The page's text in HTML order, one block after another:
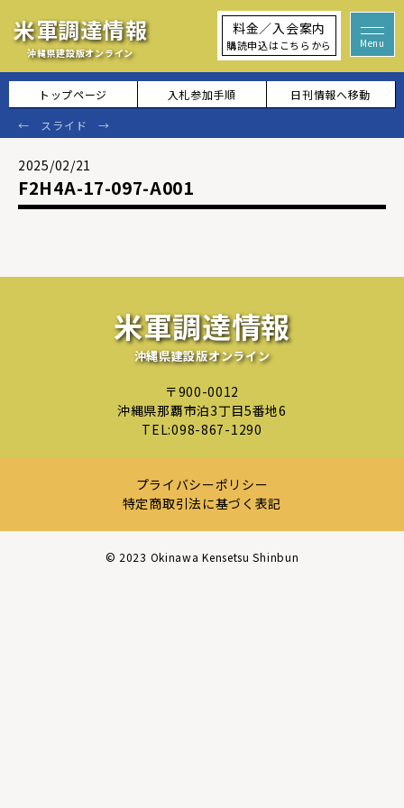
米軍調達情報
沖縄県建設版オンライン
料金／入会案内
購読申込はこちらから
トップページ 入札参加手順 日刊情報へ移動
2025/02/21
F2H4A-17-097-A001
米軍調達情報
沖縄県建設版オンライン
〒900-0012
沖縄県那覇市泊3丁目5番地6
TEL:098-867-1290
プライバシーポリシー
特定商取引法に基づく表記
©︎ 2023 Okinawa Kensetsu Shinbun